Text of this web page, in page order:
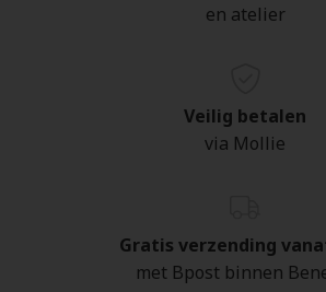
en atelier
Veilig betalen
via Mollie
Gratis verzending
met Bpost binnen